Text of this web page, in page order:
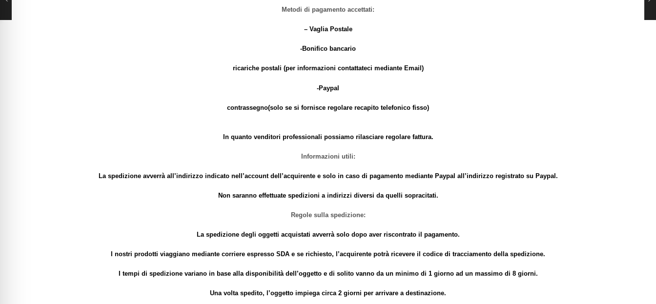
Metodi di pagamento accettati:
– Vaglia Postale
-Bonifico bancario
ricariche postali (per informazioni contattateci mediante Email)
-Paypal
contrassegno(solo se si fornisce regolare recapito telefonico fisso)
In quanto venditori professionali possiamo rilasciare regolare fattura.
Informazioni utili:
La spedizione avverrà all’indirizzo indicato nell’account dell’acquirente e solo in caso di pagamento mediante Paypal all’indirizzo registrato su Paypal.
Non saranno effettuate spedizioni a indirizzi diversi da quelli sopracitati.
Regole sulla spedizione:
La spedizione degli oggetti acquistati avverrà solo dopo aver riscontrato il pagamento.
I nostri prodotti viaggiano mediante corriere espresso SDA e se richiesto, l’acquirente potrà ricevere il codice di tracciamento della spedizione.
I tempi di spedizione variano in base alla disponibilità dell’oggetto e di solito vanno da un minimo di 1 giorno ad un massimo di 8 giorni.
Una volta spedito, l’oggetto impiega circa 2 giorni per arrivare a destinazione.